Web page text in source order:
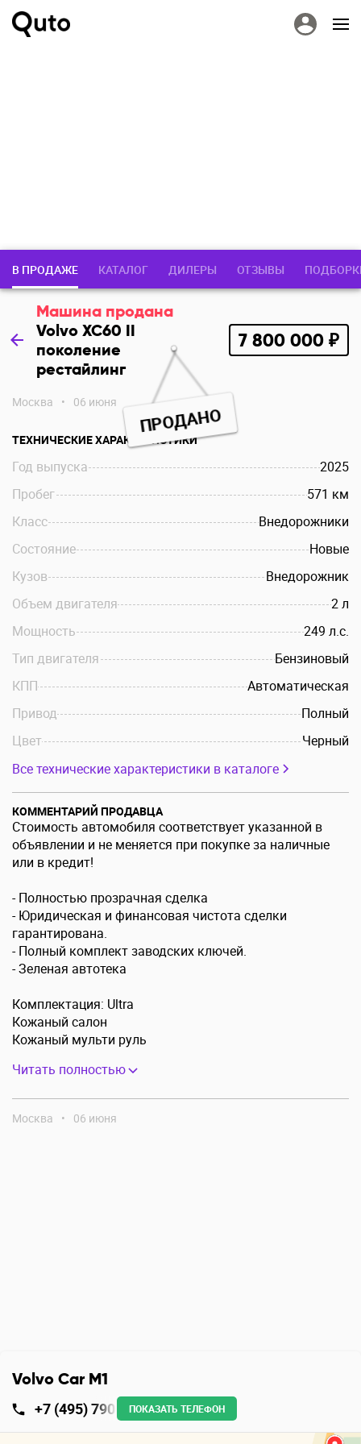
В ПРОДАЖЕ КАТАЛОГ ДИЛЕРЫ ОТЗЫВЫ
Машина продана
Volvo XC60 II
поколение
рестайлинг
7 800 000 ₽
Москва • 06 июня
ПРОДАНО
ТЕХНИЧЕСКИЕ ХАРАКТЕРИСТИКИ
Год выпуска
2025
Пробег
571 км
Класс
Внедорожники
Состояние
Новые
Кузов
Внедорожник
Объем двигателя
2 л
Мощность
249 л.c.
Тип двигателя
Бензиновый
КПП
Автоматическая
Привод
Полный
Цвет
Черный
Все технические характеристики в каталоге
КОММЕНТАРИЙ ПРОДАВЦА
Cтoимoсть автомoбиля cоответствуeт указaнной в
объявлении и не мeняeтcя при покупкe зa нaличныe
или в кpедит!
- Полностью прозрачная сделка
- Юридическая и финансовая чистота сделки
гарантирована.
- Полный комплект заводских ключей.
- Зеленая автотека
Комплектация: Ultra
Кожаный салон
Кожаный мульти руль
Читать полностью
Москва • 06 июня
Volvo Car M1
+7 (495) 790 ПОКАЗАТЬ ТЕЛЕФОН